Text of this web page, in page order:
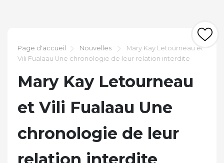
Page d'accueil Nouvelles
Mary Kay Letourneau et
Vili Fualaau Une chronologie de leur relation interdite
Mary Kay Letourneau
et Vili Fualaau Une
chronologie de leur